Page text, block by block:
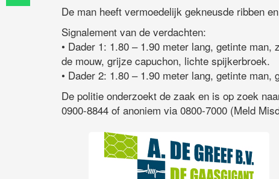
De man heeft vermoedelijk gekneusde ribben
Signalement van de verdachten:
• Dader 1: 1.80 – 1.90 meter lang, getinte
de mouw, grijze capuchon, lichte spijkerbroek.
• Dader 2: 1.80 – 1.90 meter lang, getinte
De politie onderzoekt de zaak en is op zoek
0900-8844 of anoniem via 0800-7000 (Meld